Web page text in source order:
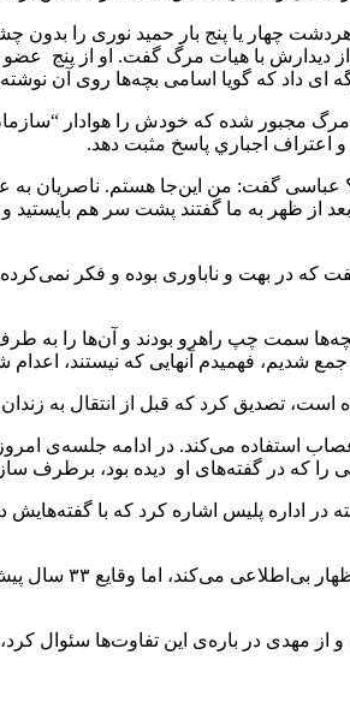
چهار یا پنج بار حمید نوری را
دیدارش با هیات مرگ گفت. او از پنج
ای داد که گویا اسامی بچه‌ها روی آن
پرسش‌های هیات مرگ مجبور شده که خودش را
عباسی گفت: من این‌جا هستم. ناصریان به
از ظهر به ما گفتند پشت سر هم
در بهت و ناباوری بوده و فکر
سمت چپ راهرو بودند و آن‌ها را به
فهمیدم آنهایی که نیستند، اعدام
است، تصدیق کرد که قبل از انتقال به
استفاده می‌کند. در ادامه جلسه‌ی
را که در گفته‌های او دیده بود، برطرف
در اداره پلیس اشاره کرد که با
مهدی در پاسخ به وکیل
مهدی در باره‌ی این تفاوت‌ها سئوال کرد،